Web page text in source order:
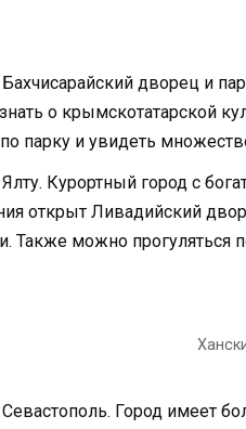
дворец и
о крымскотатарской
по парку и увидеть
Курортный город с
открыт Ливадийский
Также можно прогуляться
Город имеет